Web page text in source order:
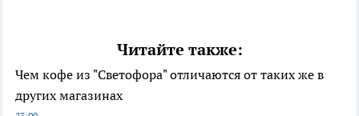
Читайте также:
Чем кофе из "Светофора" отличаются от таких же в
других магазинах